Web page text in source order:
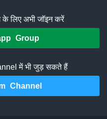
लिए अभी जॉइन करें
Group
में भी जुड़ सकते हैं
Channel